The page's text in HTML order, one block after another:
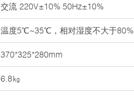
交流 220V±10% 50Hz±10%
温度5℃~35℃，相对湿度不大于80%
370*325*280mm
6.8㎏